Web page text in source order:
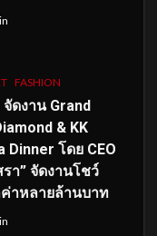
FASHION
จัดงาน Grand
& KK
Dinner โดย CEO
า” จัดงานโชว์
ค่าหลายล้านบาท